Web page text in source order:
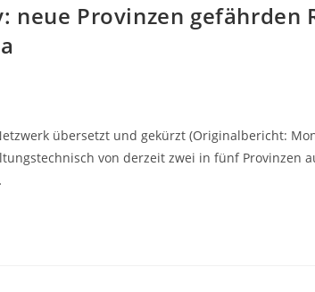
neue Provinzen gefährden
übersetzt und gekürzt (Originalbericht:
von derzeit zwei in fünf Provinzen